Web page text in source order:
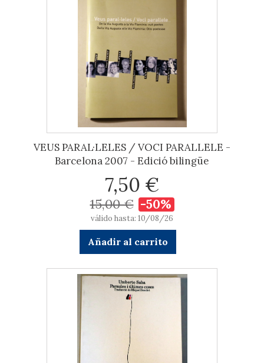
VEUS PARAL·LELES / VOCI PARALLELE -
Barcelona 2007 - Edició bilingüe
7,50 €
15,00 € -50%
válido hasta: 10/08/26
Añadir al carrito